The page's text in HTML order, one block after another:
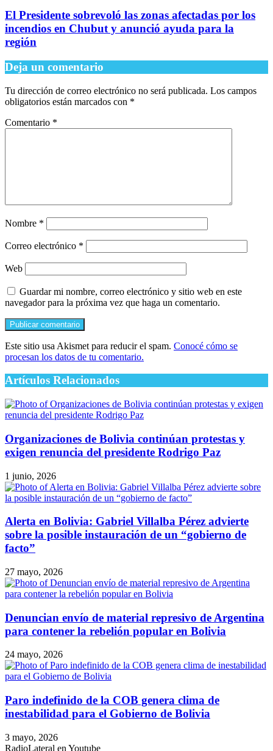
región
Deja un comentario
Tu dirección de correo electrónico no será publicada. Los campos
obligatorios están marcados con
Comentario *
navegador para la próxima vez que haga un comentario.
procesan los datos de tu comentario.
Artículos Relacionados
Organizaciones de Bolivia continúan protestas y
exigen renuncia del presidente Rodrigo Paz
1 junio, 2026
Alerta en Bolivia: Gabriel Villalba Pérez advierte
sobre la posible instauración de un “gobierno de
facto”
27 mayo, 2026
Denuncian envío de material represivo de Argentina
para contener la rebelión popular en Bolivia
24 mayo, 2026
Paro indefinido de la COB genera clima de
inestabilidad para el Gobierno de Bolivia
3 mayo, 2026
RadioLateral en Youtube